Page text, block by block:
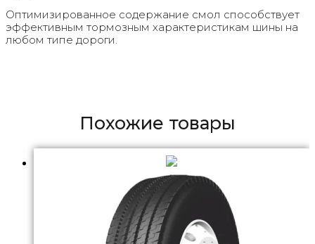
Оптимизированное содержание смол способствует
эффективным тормозным характеристикам шины на
любом типе дороги.
Похожие товары